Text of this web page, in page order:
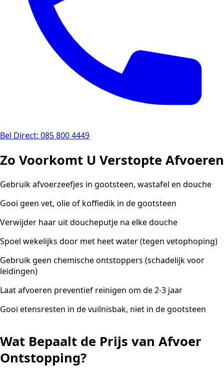
Bel Direct: 085 800 4449
Zo Voorkomt U Verstopte Afvoeren
Gebruik afvoerzeefjes in gootsteen, wastafel en douche
Gooi geen vet, olie of koffiedik in de gootsteen
Verwijder haar uit doucheputje na elke douche
Spoel wekelijks door met heet water (tegen vetophoping)
Gebruik geen chemische ontstoppers (schadelijk voor
leidingen)
Laat afvoeren preventief reinigen om de 2-3 jaar
Gooi etensresten in de vuilnisbak, niet in de gootsteen
Wat Bepaalt de Prijs van Afvoer
Ontstopping?